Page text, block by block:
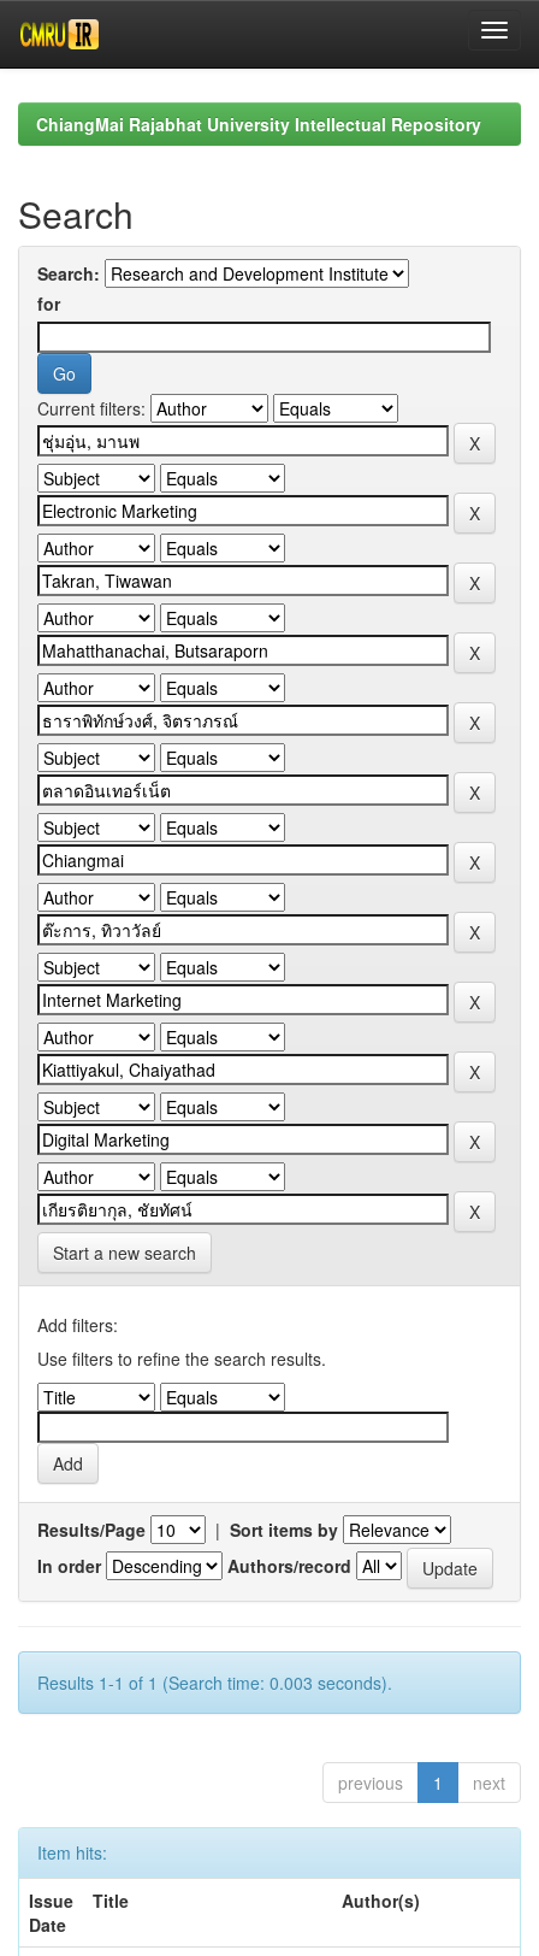
navigationChiangMai Rajabhat University Intellectual Repository
Search
Search:
for
Current filters:
Start a new search
Add filters:
Use filters to refine the search results.
Results/Page | Sort items by
In order
Authors/record
Results 1-1 of 1 (Search time: 0.003 seconds).
previous 1 next
Item hits:
Issue
Date
Title Author(s)